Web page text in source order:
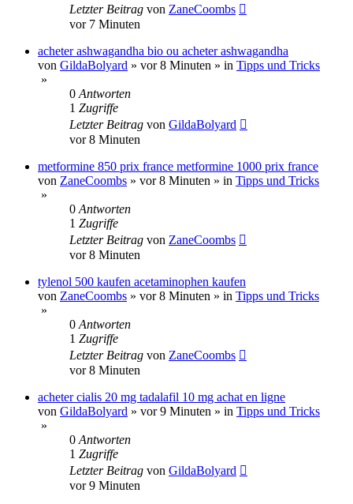
Letzter Beitrag von ZaneCoombs
vor 7 Minuten
acheter ashwagandha bio ou acheter ashwagandha
von GildaBolyard » vor 8 Minuten » in Tipps und Tricks
»
0 Antworten
1 Zugriffe
Letzter Beitrag von GildaBolyard
vor 8 Minuten
metformine 850 prix france metformine 1000 prix france
von ZaneCoombs » vor 8 Minuten » in Tipps und Tricks
»
0 Antworten
1 Zugriffe
Letzter Beitrag von ZaneCoombs
vor 8 Minuten
tylenol 500 kaufen acetaminophen kaufen
von ZaneCoombs » vor 8 Minuten » in Tipps und Tricks
»
0 Antworten
1 Zugriffe
Letzter Beitrag von ZaneCoombs
vor 8 Minuten
acheter cialis 20 mg tadalafil 10 mg achat en ligne
von GildaBolyard » vor 9 Minuten » in Tipps und Tricks
»
0 Antworten
1 Zugriffe
Letzter Beitrag von GildaBolyard
vor 9 Minuten